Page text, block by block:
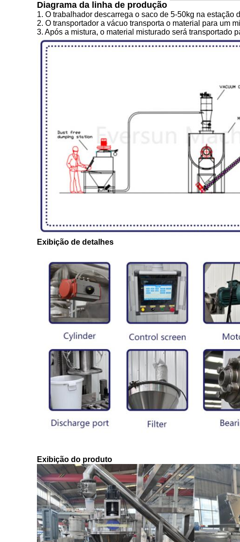
Diagrama da linha de produção
1. O trabalhador descarrega o saco de 5-50kg na
2. O transportador a vácuo transporta o material para um
3. Após a mistura, o material misturado será transportado
Exibição de detalhes
Exibição do produto